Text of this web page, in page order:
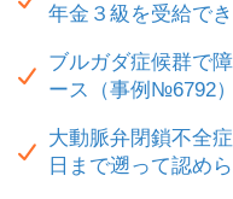
年金３級を受給で
ブルガダ症候群で
ース（事例№6792）
大動脈弁閉鎖不全
日まで遡って認め